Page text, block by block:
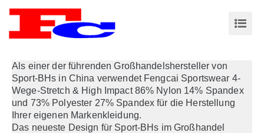
Als einer der führenden Großhandelshersteller von
Sport-BHs in China verwendet Fengcai Sportswear 4-
Wege-Stretch & High Impact 86% Nylon 14% Spandex
und 73% Polyester 27% Spandex für die Herstellung
Ihrer eigenen Markenkleidung.
Das neueste Design für Sport-BHs im Großhandel